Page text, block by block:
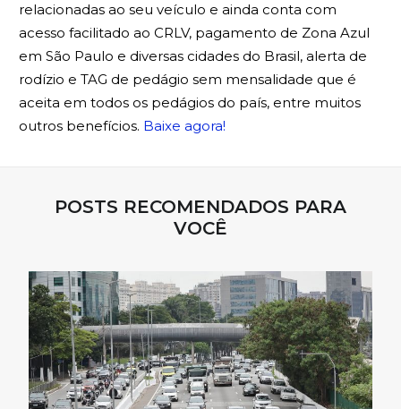
relacionadas ao seu veículo e ainda conta com
acesso facilitado ao CRLV, pagamento de Zona Azul
em São Paulo e diversas cidades do Brasil, alerta de
rodízio e TAG de pedágio sem mensalidade que é
aceita em todos os pedágios do país, entre muitos
outros benefícios. Baixe agora!
POSTS RECOMENDADOS PARA
VOCÊ